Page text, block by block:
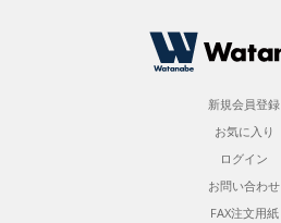
新規会員登録
お気に入り
ログイン
お問い合わせ
FAX注文用紙